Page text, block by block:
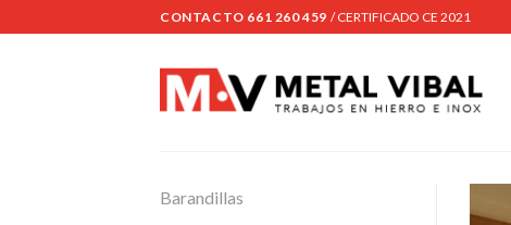
to
CONTACTO 661 260 459 / CERTIFICADO CE 2021
Barandillas